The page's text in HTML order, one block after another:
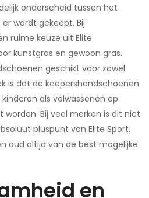
onderscheid tussen het
wordt gekeept. Bij
ruime keuze uit Elite
kunstgras en gewoon gras.
geschikt voor zowel
is dat de keepershandschoenen
als volwassenen op
Bij veel merken is dit niet
pluspunt van Elite Sport.
oud altijd van de best mogelijke
en